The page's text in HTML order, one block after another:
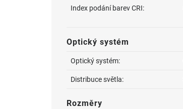
Index podání barev CRI:
Optický systém
Optický systém:
Distribuce světla:
Rozměry